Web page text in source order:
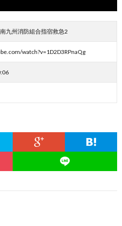
九州消防組合指宿救急2
watch?v=1D2D3RPnaQg